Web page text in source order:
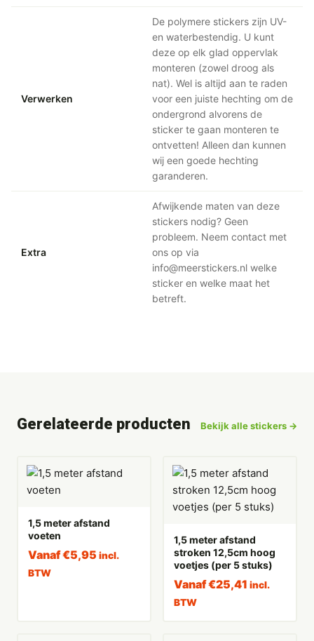
Verwerken
De polymere stickers zijn UV-
en waterbestendig. U kunt
deze op elk glad oppervlak
monteren (zowel droog als
nat). Wel is altijd aan te raden
voor een juiste hechting om de
ondergrond alvorens de
sticker te gaan monteren te
ontvetten! Alleen dan kunnen
wij een goede hechting
garanderen.
Extra
Afwijkende maten van deze
stickers nodig? Geen
probleem. Neem contact met
ons op via
info@meerstickers.nl welke
sticker en welke maat het
betreft.
Gerelateerde producten Bekijk alle stickers →
1,5 meter afstand
voeten
Vanaf€5,95 incl.
BTW
1,5 meter afstand
stroken 12,5cm hoog
voetjes (per 5 stuks)
Vanaf€25,41 incl.
BTW